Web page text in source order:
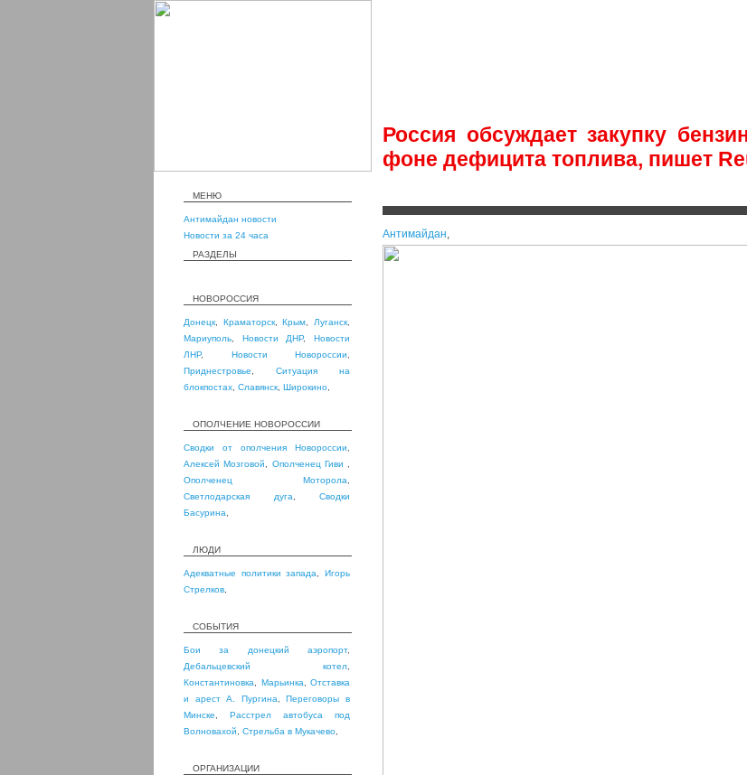
Россия обсуждает закупку
фоне дефицита топлива, пишет
МЕНЮ
Антимайдан новости
Новости за 24 часа
РАЗДЕЛЫ
НОВОРОССИЯ
Донецк Краматорск,Крым Луганск
Мариуполь
Новости ДНР,Новости
ЛНР, Новости Новороссии
Приднестровье
Ситуация на
блокпостах Славянск Широкино
ОПОЛЧЕНИЕ НОВОРОССИИ
Сводки от ополчения Новороссии
Алексей Мозговой
Ополченец Гиви
Ополченец Моторола
Светлодарская дуга
Сводки
Басурина
ЛЮДИ
Адекватные политики запада ,Игорь
Стрелков
СОБЫТИЯ
Бои за донецкий аэропорт,
Дебальцевский котел
Константиновка
Марьинка
Отставка
и арест А. Пургина ,Переговоры в
Минске
Расстрел автобуса под
Волновахой
Стрельба в Мукачево
ОРГАНИЗАЦИИ
Антимайдан,